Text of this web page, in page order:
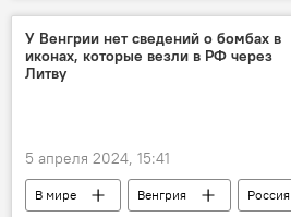
Минобороны РФ
У Венгрии нет сведений о бомбах в
иконах, которые везли в РФ через
Литву
5 апреля 2024, 15:41
В мире Венгрия
Россия